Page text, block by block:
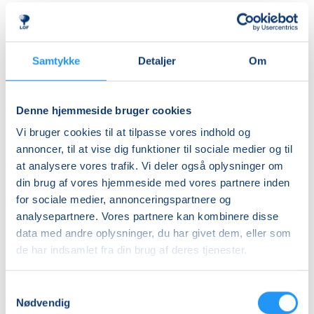
Samtykke Detaljer Om
Denne hjemmeside bruger cookies
Vi bruger cookies til at tilpasse vores indhold og
annoncer, til at vise dig funktioner til sociale medier og til
at analysere vores trafik. Vi deler også oplysninger om
din brug af vores hjemmeside med vores partnere inden
for sociale medier, annonceringspartnere og
analysepartnere. Vores partnere kan kombinere disse
data med andre oplysninger, du har givet dem, eller som
de har indsamlet fra din brug af deres tjenester.
Nødvendig
ALDERSINDDELINGEN ER VEJLEDENDE
Børn er forskellige og udvikler sig i forskellige tempi,
virker utryg ved vand, er det en god idé at tænke lidt
motorisk langt fremme, frisk på nye udfordringer og
måske endda allerede vandtilvænnet, kan det være
en god idé at tænke lidt opad i fht. aldersrammen.
Holdene er små, så der er god mulighed for at tage
individuelle hensyn undervejs.
BEMÆRK
Tilmeldingen gælder en voksen med et barn og det er
kun den voksne, der skal tilmeldes.
Ledig-KBH
Ledig-FRB
DKK 923,00
DKK 907,00
Studerende-FRB
DKK 923,00
Unge (18-25 år)-KBH
DKK 907,00
Info
903290